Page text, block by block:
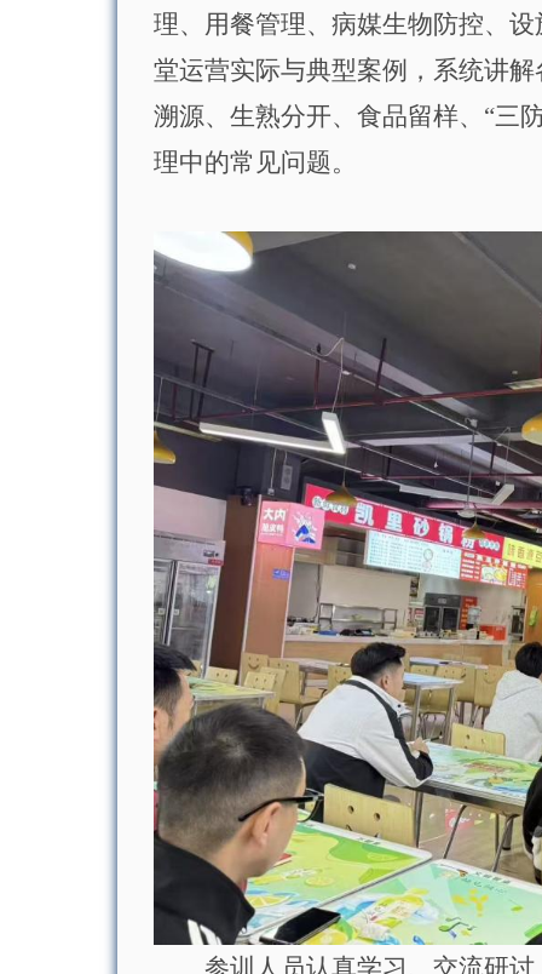
理、用餐管理、病媒生物防控、
堂运营实际与典型案例，系统讲
溯源、生熟分开、食品留样、 “三
理中的常见问题。
参训人员认真学习、交流研